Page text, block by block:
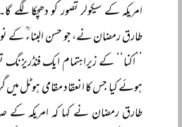
امریکہ کے سیکولر تصور کو دھچکا لگے
طارق رمضان نے، جو حسن البناءؒ کے
’’اکنا‘‘ کے زیراہتمام ایک
ہوئے کیا جس کا انعقاد مقامی ہوٹل میں
طارق رمضان نے کہا کہ امریکہ کے